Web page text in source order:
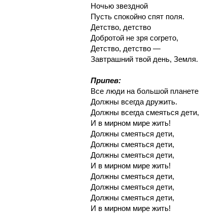
Ночью звездной
Пусть спокойно спят поля.
Детство, детство
Добротой не зря согрето,
Детство, детство —
Завтрашний твой день, Земля.
Припев:
Все люди на большой планете
Должны всегда дружить.
Должны всегда смеяться дети,
И в мирном мире жить!
Должны смеяться дети,
Должны смеяться дети,
Должны смеяться дети,
И в мирном мире жить!
Должны смеяться дети,
Должны смеяться дети,
Должны смеяться дети,
И в мирном мире жить!